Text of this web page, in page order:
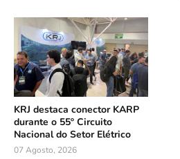
KRJ destaca conector KARP
durante o 55º Circuito
Nacional do Setor Elétrico
07 Agosto, 2026